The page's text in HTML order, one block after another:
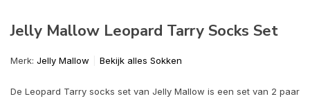
Jelly Mallow Leopard Tarry Socks Set
Merk: Jelly Mallow Bekijk alles Sokken
De Leopard Tarry socks set van Jelly Mallow is een set van 2 paar